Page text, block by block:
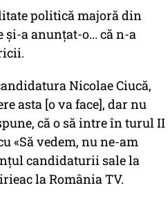
politică majoră din
a anunțat-o... că n-a
Nicolae Ciucă,
asta [o va face], dar nu
că o să intre în turul II
«Să vedem, nu ne-am
candidaturii sale la
la România TV.